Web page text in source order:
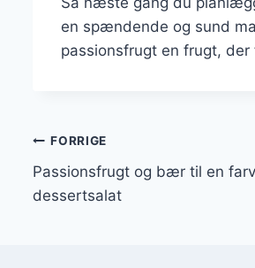
en spændende og sund
passionsfrugt en frugt,
Indlægsnavigation
FORRIGE
Passionsfrugt og bær til en
dessertsalat